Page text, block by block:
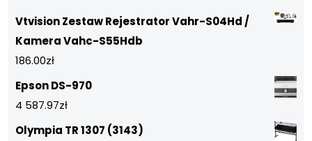
Vtvision Zestaw Rejestrator Vahr-S04Hd /
Kamera Vahc-S55Hdb
186.00zł
Epson DS-970
4 587.97zł
Olympia TR 1307 (3143)